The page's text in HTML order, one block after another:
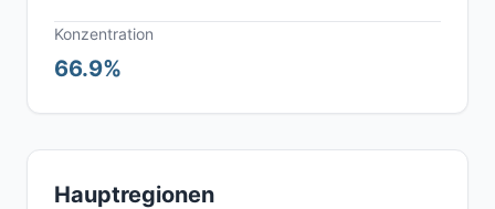
Konzentration
66.9%
Hauptregionen